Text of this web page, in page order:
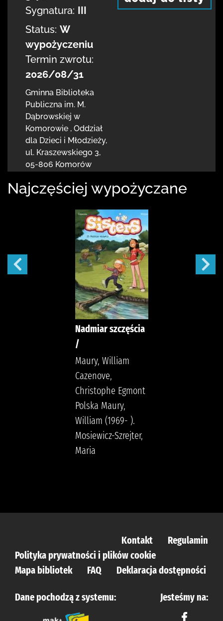
Sygnatura: III
Status: W
wypożyczeniu
Termin zwrotu:
2026/08/31
Gminna Biblioteka
Publiczna im. M.
Dąbrowskiej w
Komorowie , Oddział
dla Dzieci i Młodzieży,
ul. Kraszewskiego 3,
05-806 Komorów
Najczęściej wypożyczane
Nadmiar szczęścia
/
Maury, William
Cazenove,
Christophe Egmont
Polska Maury,
William (1969- ).
Mosiewicz-Szrejter,
Maria
Kontakt
Regulamin
Polityka prywatności i plików cookie
Mapa bibliotek
FAQ Deklaracja dostępności
Dane pochodzą z systemu: Jesteśmy na: